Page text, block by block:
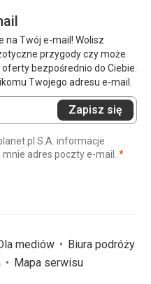
na Twój e-mail! Wolisz
przygody czy może
bezpośrednio do Ciebie.
Twojego adresu e-mail.
Zapisz się
S.A. informacje
adres poczty e-mail. *
mediów
Biura podróży
Mapa serwisu